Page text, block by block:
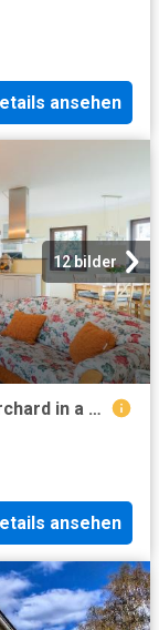
ansehen
12 bilder
Cozy Country House with Pool and Orchard in a Quiet Location of Berlin Biesdorf
ansehen